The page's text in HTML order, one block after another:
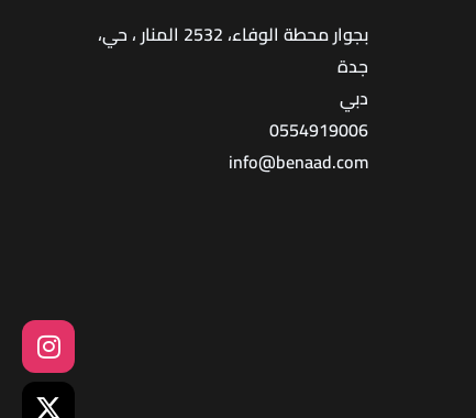
بجوار محطة الوفاء، 2532 المنار ، حي،
جدة
دبي
0554919006
info@benaad.com